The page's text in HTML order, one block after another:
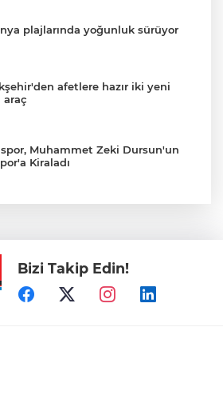
plajlarında yoğunluk sürüyor
afetlere hazır iki yeni
araç
Muhammet Zeki Dursun'un
Kiraladı
Temmuz ayı ihracatı 3 milyar
dolara ulaştı
Bizi Takip Edin!